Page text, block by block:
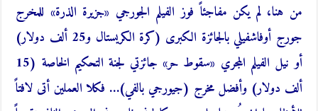
من هنا، لم يكن مفاجئاً فوز الفيلم الجورجي «جزيرة الذرة» للمخرج
جورج أوفاشفيلي بالجائزة الكبرى (كرة الكريستال و25 ألف دولار)
أو نيل الفيلم المجري «سقوط حر» جائزتي لجنة التحكيم الخاصة (15
ألف دولار) وأفضل مخرج (جيورجي بالفي)… فكلا العملين أتى لافتاً